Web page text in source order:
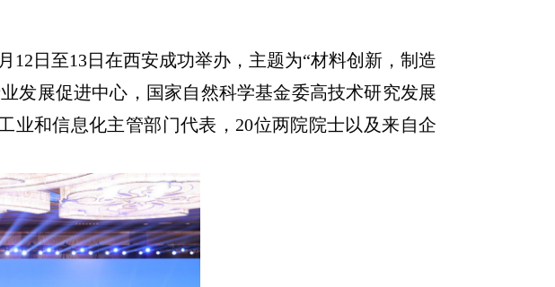
日至13日在西安成功举办，主题为“材料创新，制造
发展促进中心，国家自然科学基金委高技术研究发展
业和信息化主管部门代表，20位两院院士以及来自企